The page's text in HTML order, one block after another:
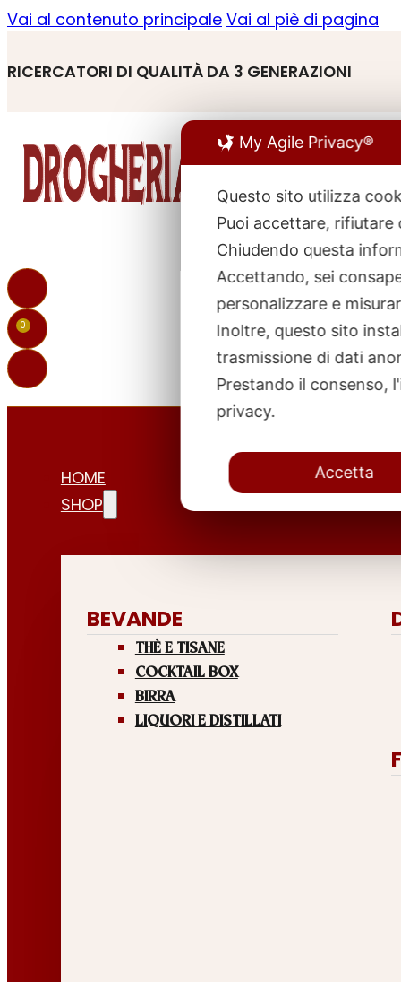
Vai al contenuto principale Vai al piè di pagina
RICERCATORI DI QUALITÀ DA 3 GENERAZIONI
0
HOME
SHOP
BEVANDE
THÈ E TISANE
COCKTAIL BOX
BIRRA
LIQUORI E DISTILLATI
My Agile Privacy®
Questo sito utilizza
Puoi accettare, rifiutare
Chiudendo questa
Accettando, sei
personalizzare e
Inoltre, questo sito
trasmissione di dati
Prestando il consenso,
privacy.
Accetta